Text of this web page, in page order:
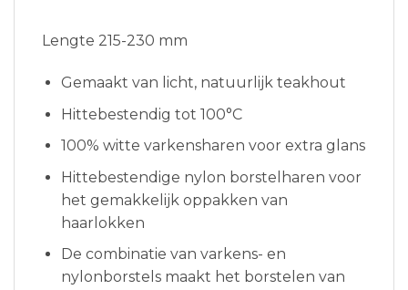
Lengte 215-230 mm
Gemaakt van licht, natuurlijk teakhout
Hittebestendig tot 100°C
100% witte varkensharen voor extra glans
Hittebestendige nylon borstelharen voor
het gemakkelijk oppakken van
haarlokken
De combinatie van varkens- en
nylonborstels maakt het borstelen van